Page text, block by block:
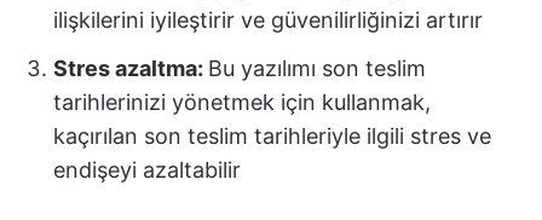
ilişkilerini iyileştirir ve güvenilirliğinizi artırır
Stres azaltma: Bu yazılımı son teslim
tarihlerinizi yönetmek için kullanmak,
kaçırılan son teslim tarihleriyle ilgili stres ve
endişeyi azaltabilir